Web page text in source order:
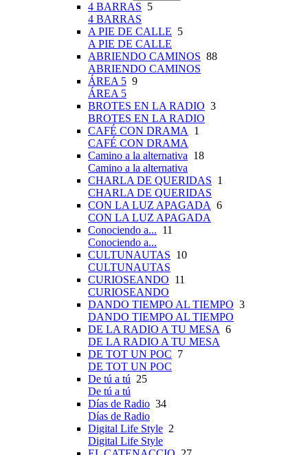
4 BARRAS 5
4 BARRAS
A PIE DE CALLE 5
A PIE DE CALLE
ABRIENDO CAMINOS 88
ABRIENDO CAMINOS
ÁREA 5 9
ÁREA 5
BROTES EN LA RADIO 3
BROTES EN LA RADIO
CAFÉ CON DRAMA
1
CAFÉ CON DRAMA
Camino a la alternativa 18
Camino a la alternativa
CHARLA DE QUERIDAS 1
CHARLA DE QUERIDAS
CON LA LUZ APAGADA 6
CON LA LUZ APAGADA
Conociendo a... 11
Conociendo a...
CULTUNAUTAS 10
CULTUNAUTAS
CURIOSEANDO 11
CURIOSEANDO
DANDO TIEMPO AL TIEMPO 3
DANDO TIEMPO AL TIEMPO
DE LA RADIO A TU MESA 6
DE LA RADIO A TU MESA
DE TOT UN POC 7
DE TOT UN POC
De tú a tú 25
De tú a tú
Días de Radio 34
Días de Radio
Digital Life Style 2
Digital Life Style